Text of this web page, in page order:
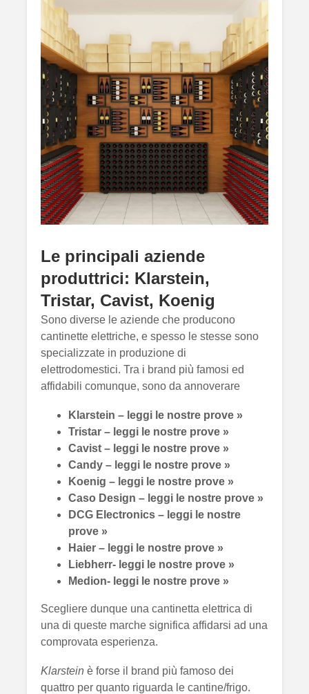
Le principali aziende
produttrici: Klarstein,
Tristar, Cavist, Koenig
Sono diverse le aziende che producono
cantinette elettriche, e spesso le stesse sono
specializzate in produzione di
elettrodomestici. Tra i brand più famosi ed
affidabili comunque, sono da annoverare
Klarstein – leggi le nostre prove »
Tristar – leggi le nostre prove »
Cavist – leggi le nostre prove »
Candy – leggi le nostre prove »
Koenig – leggi le nostre prove »
Caso Design – leggi le nostre prove »
DCG Electronics – leggi le nostre
prove »
Haier – leggi le nostre prove »
Liebherr- leggi le nostre prove »
Medion- leggi le nostre prove »
Scegliere dunque una cantinetta elettrica di
una di queste marche significa affidarsi ad una
comprovata esperienza.
Klarstein è forse il brand più famoso dei
quattro per quanto riguarda le cantine/frigo.